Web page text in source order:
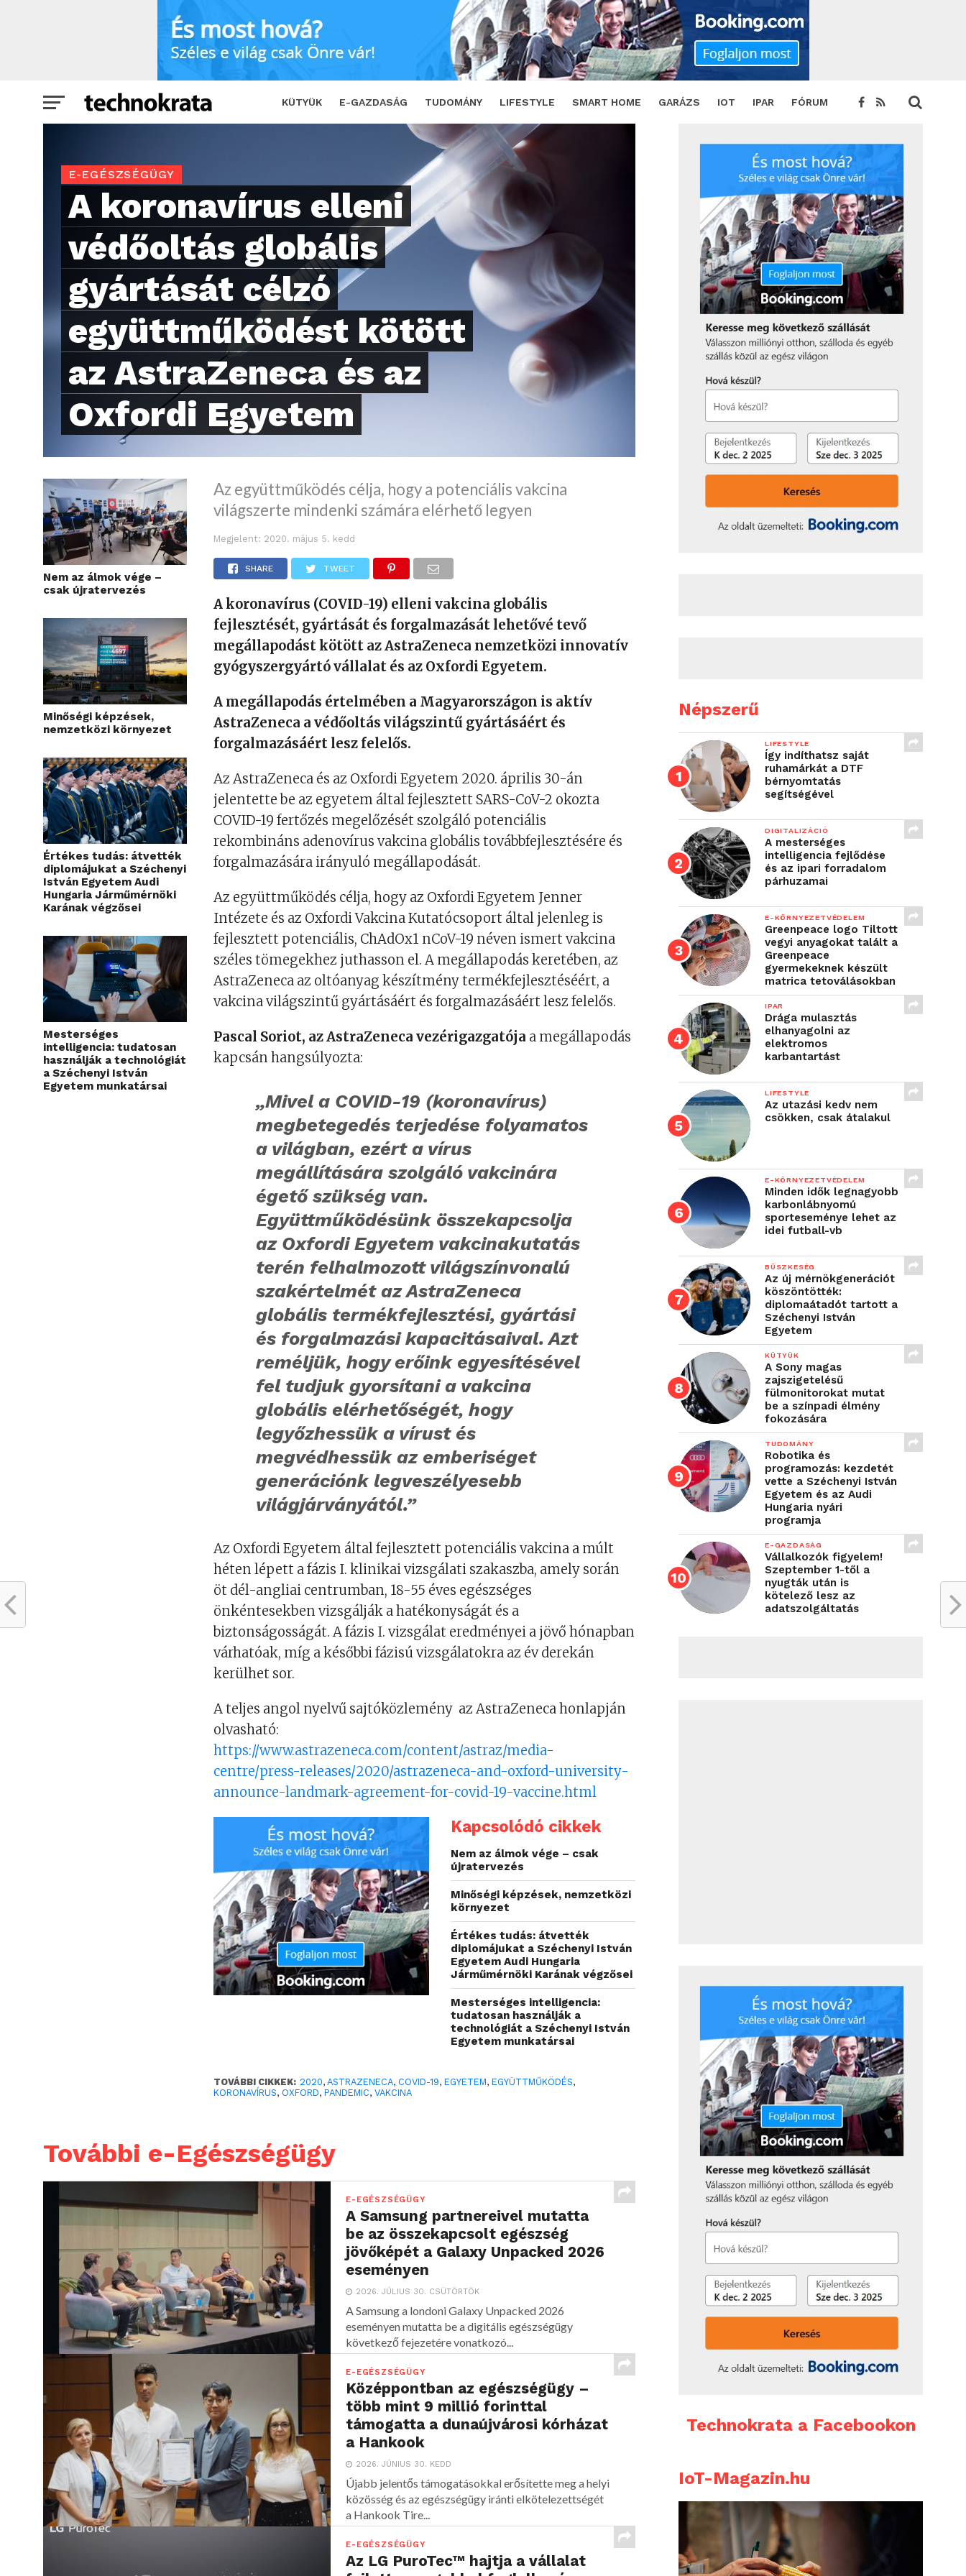
KÜTYÜK E-GAZDASÁG TUDOMÁNY LIFESTYLE SMART HOME GARÁZS IOT IPAR FÓRUM
A koronavírus elleni védőoltás globális gyártását célzó együttműködést kötött az AstraZeneca és az Oxfordi Egyetem
SHARE TWEET
E-EGÉSZSÉGÜGY
A koronavírus elleni
védőoltás globális
gyártását célzó
együttműködést kötött
az AstraZeneca és az
Oxfordi Egyetem
Nem az álmok vége –
csak újratervezés
Minőségi képzések,
nemzetközi környezet
Értékes tudás: átvették
diplomájukat a Széchenyi
István Egyetem Audi
Hungaria Járműmérnöki
Karának végzősei
Mesterséges
intelligencia: tudatosan
használják a technológiát
a Széchenyi István
Egyetem munkatársai
Az együttműködés célja, hogy a potenciális vakcina
világszerte mindenki számára elérhető legyen
Megjelent: 2020. május 5. kedd
SHARE TWEET
A koronavírus (COVID-19) elleni vakcina globális
fejlesztését, gyártását és forgalmazását lehetővé tevő
megállapodást kötött az AstraZeneca nemzetközi innovatív
gyógyszergyártó vállalat és az Oxfordi Egyetem.
A megállapodás értelmében a Magyarországon is aktív
AstraZeneca a védőoltás világszintű gyártásáért és
forgalmazásáért lesz felelős.
Az AstraZeneca és az Oxfordi Egyetem 2020. április 30-án
jelentette be az egyetem által fejlesztett SARS-CoV-2 okozta
COVID-19 fertőzés megelőzését szolgáló potenciális
rekombináns adenovírus vakcina globális továbbfejlesztésére és
forgalmazására irányuló megállapodását.
Az együttműködés célja, hogy az Oxfordi Egyetem Jenner
Intézete és az Oxfordi Vakcina Kutatócsoport által jelenleg is
fejlesztett potenciális, ChAdOx1 nCoV-19 néven ismert vakcina
széles tömegekhez juthasson el. A megállapodás keretében, az
AstraZeneca az oltóanyag készítmény termékfejlesztéséért, a
vakcina világszintű gyártásáért és forgalmazásáért lesz felelős.
Pascal Soriot, az AstraZeneca vezérigazgatója a megállapodás
kapcsán hangsúlyozta:
„Mivel a COVID-19 (koronavírus)
megbetegedés terjedése folyamatos
a világban, ezért a vírus
megállítására szolgáló vakcinára
égető szükség van.
Együttműködésünk összekapcsolja
az Oxfordi Egyetem vakcinakutatás
terén felhalmozott világszínvonalú
szakértelmét az AstraZeneca
globális termékfejlesztési, gyártási
és forgalmazási kapacitásaival. Azt
reméljük, hogy erőink egyesítésével
fel tudjuk gyorsítani a vakcina
globális elérhetőségét, hogy
legyőzhessük a vírust és
megvédhessük az emberiséget
generációnk legveszélyesebb
világjárványától.”
Az Oxfordi Egyetem által fejlesztett potenciális vakcina a múlt
héten lépett a fázis I. klinikai vizsgálati szakaszba, amely során
öt dél-angliai centrumban, 18-55 éves egészséges
önkéntesekben vizsgálják a hatékonyságát és a
biztonságosságát. A fázis I. vizsgálat eredményei a jövő hónapban
várhatóak, míg a későbbi fázisú vizsgálatokra az év derekán
kerülhet sor.
A teljes angol nyelvű sajtóközlemény az AstraZeneca honlapján
olvasható:
https://www.astrazeneca.com/content/astraz/media-
centre/press-releases/2020/astrazeneca-and-oxford-university-
announce-landmark-agreement-for-covid-19-vaccine.html
Kapcsolódó cikkek
Nem az álmok vége – csak
újratervezés
Minőségi képzések, nemzetközi
környezet
Értékes tudás: átvették
diplomájukat a Széchenyi István
Egyetem Audi Hungaria
Járműmérnöki Karának végzősei
Mesterséges intelligencia:
tudatosan használják a
technológiát a Széchenyi István
Egyetem munkatársai
TOVÁBBI CIKKEK: 2020,ASTRAZENECA, COVID-19,EGYETEM,EGYÜTTMŰKÖDÉS,
KORONAVÍRUS, OXFORD,PANDEMIC,VAKCINA
További e-Egészségügy
E-EGÉSZSÉGÜGY
A Samsung partnereivel mutatta
be az összekapcsolt egészség
jövőképét a Galaxy Unpacked 2026
eseményen
2026. JÚLIUS 30. CSÜTÖRTÖK
A Samsung a londoni Galaxy Unpacked 2026
eseményen mutatta be a digitális egészségügy
következő fejezetére vonatkozó...
E-EGÉSZSÉGÜGY
Középpontban az egészségügy –
több mint 9 millió forinttal
támogatta a dunaújvárosi kórházat
a Hankook
2026. JÚNIUS 30. KEDD
Újabb jelentős támogatásokkal erősítette meg a helyi
közösség és az egészségügy iránti elkötelezettségét
a Hankook Tire...
E-EGÉSZSÉGÜGY
Az LG PuroTec™ hajtja a vállalat
Népszerű
LIFESTYLE
Így indíthatsz saját
ruhamárkát a DTF
bérnyomtatás
segítségével
DIGITALIZÁCIÓ
A mesterséges
intelligencia fejlődése
és az ipari forradalom
párhuzamai
E-KÖRNYEZETVÉDELEM
Greenpeace logo Tiltott
vegyi anyagokat talált a
Greenpeace
gyermekeknek készült
matrica tetoválásokban
IPAR
Drága mulasztás
elhanyagolni az
elektromos
karbantartást
LIFESTYLE
Az utazási kedv nem
csökken, csak átalakul
E-KÖRNYEZETVÉDELEM
Minden idők legnagyobb
karbonlábnyomú
sporteseménye lehet az
idei futball-vb
BÜSZKESÉG
Az új mérnökgenerációt
köszöntötték:
diplomaátadót tartott a
Széchenyi István
Egyetem
KÜTYÜK
A Sony magas
zajszigetelésű
fülmonitorokat mutat
be a színpadi élmény
fokozására
TUDOMÁNY
Robotika és
programozás: kezdetét
vette a Széchenyi István
Egyetem és az Audi
Hungaria nyári
programja
E-GAZDASÁG
Vállalkozók figyelem!
Szeptember 1-től a
nyugták után is
kötelező lesz az
adatszolgáltatás
Technokrata a Facebookon
IoT-Magazin.hu